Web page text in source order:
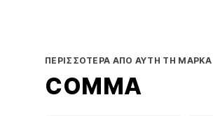
ΠΕΡΙΣΣΌΤΕΡΑ ΑΠΌ ΑΥΤΉ ΤΗ ΜΆΡΚΑ
COMMA